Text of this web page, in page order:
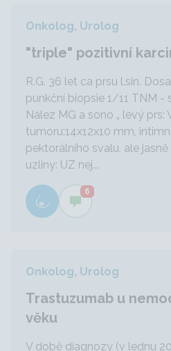
Onkolog, Urolog
"triple" pozitivní
R.G. 36 let ca prsu l.sin.
punkční biopsie 1/11 TNM -
Nález MG a sono „ levý prs:
tumoru:14x12x10 mm,
pektorálního svalu, ale
uzliny: UZ nej...
6
Onkolog, Urolog
Trastuzumab u
věku
V době diagnozy (v lednu